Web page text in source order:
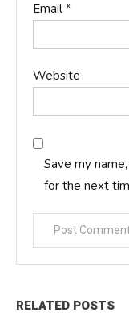
Email *
Website
Save my
for the next
RELATED POSTS